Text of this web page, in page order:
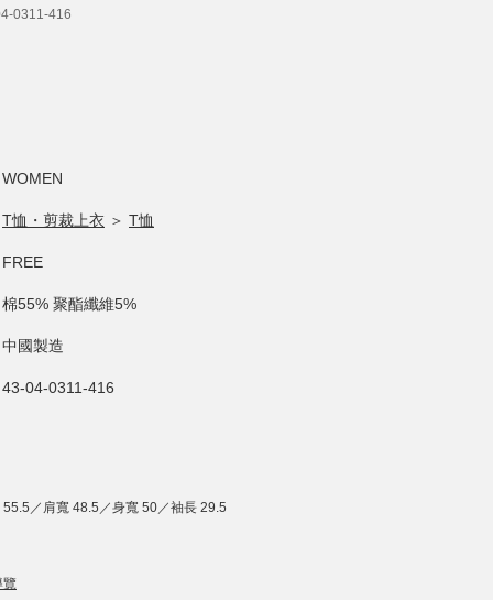
0311-416
WOMEN
T恤・剪裁上衣 ＞ T恤
FREE
棉55% 聚酯纖維5%
中國製造
43-04-0311-416
55.5／肩寬 48.5／身寬 50／袖長 29.5
覽